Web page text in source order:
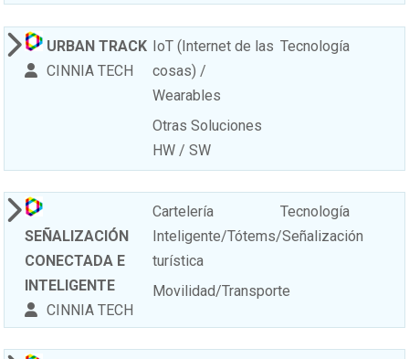
URBAN TRACK
CINNIA TECH
IoT (Internet de las
cosas) /
Wearables
Otras Soluciones
HW / SW
Tecnología
SEÑALIZACIÓN
CONECTADA E
INTELIGENTE
CINNIA TECH
Cartelería
Inteligente/Tótems/Señalización
turística
Movilidad/Transporte
Tecnología